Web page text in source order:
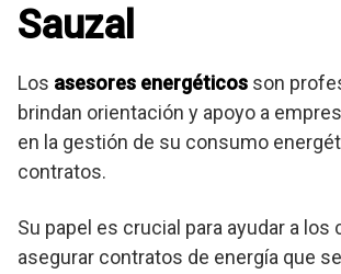
Sauzal
Los asesores energéticos son
brindan orientación y apoyo a
en la gestión de su consumo
contratos.
Su papel es crucial para ayudar a los
asegurar contratos de energía que